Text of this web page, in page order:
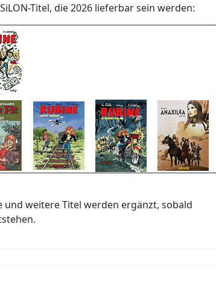
Titel, die 2026 lieferbar sein werden:
und weitere Titel werden ergänzt, sobald